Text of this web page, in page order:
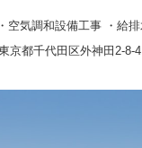
京都千代田区外神田2-8-4